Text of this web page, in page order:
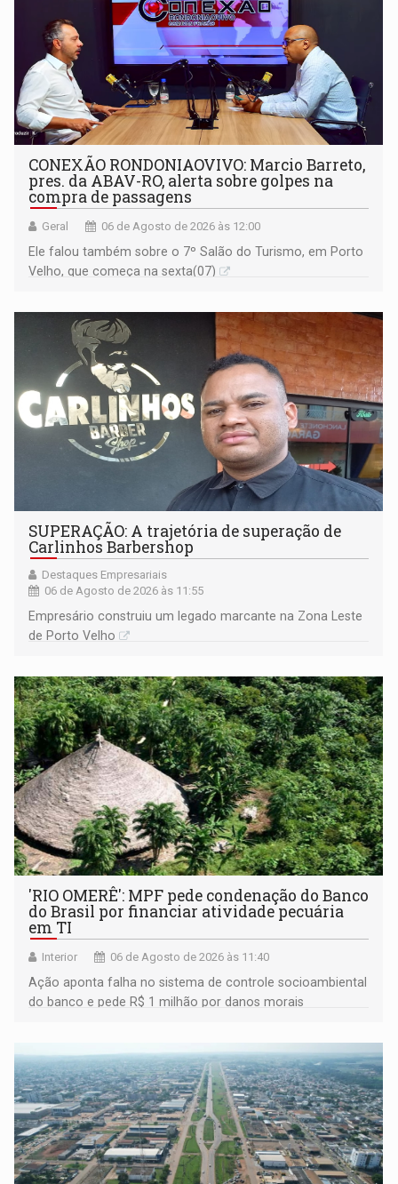
CONEXÃO RONDONIAOVIVO: Marcio Barreto,
pres. da ABAV-RO, alerta sobre golpes na
compra de passagens
Geral 06 de Agosto de 2026 às 12:00
Ele falou também sobre o 7º Salão do Turismo, em Porto
Velho, que começa na sexta(07)
SUPERAÇÃO: A trajetória de superação de
Carlinhos Barbershop
Destaques Empresariais
06 de Agosto de 2026 às 11:55
Empresário construiu um legado marcante na Zona Leste
de Porto Velho
'RIO OMERÊ': MPF pede condenação do Banco
do Brasil por financiar atividade pecuária
em TI
Interior 06 de Agosto de 2026 às 11:40
Ação aponta falha no sistema de controle socioambiental
do banco e pede R$ 1 milhão por danos morais